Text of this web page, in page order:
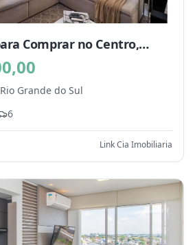
Comprar no Centro,
Rio Grande do Sul
6
Link Cia Imobiliaria